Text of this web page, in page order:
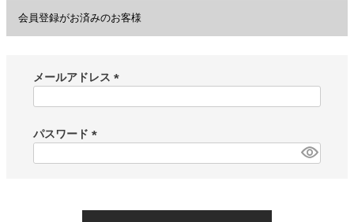
会員登録がお済みのお客様
メールアドレス
)
パスワード